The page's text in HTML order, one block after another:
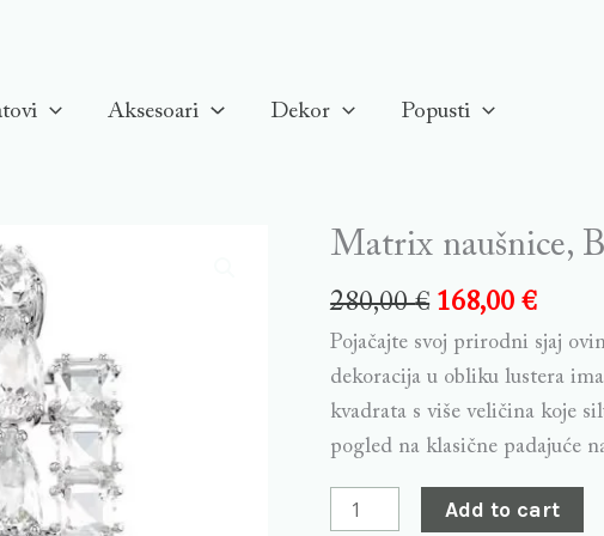
Aksesoari Dekor Popusti
Matrix naušnice,
280,00€ 168,00€
Pojačajte svoj prirodni sjaj
dekoracija u obliku lustera
kvadrata s više veličina koje
pogled na klasične padajuće
Matrix
Bijele,
Rodinirane
quantity
Add to cart